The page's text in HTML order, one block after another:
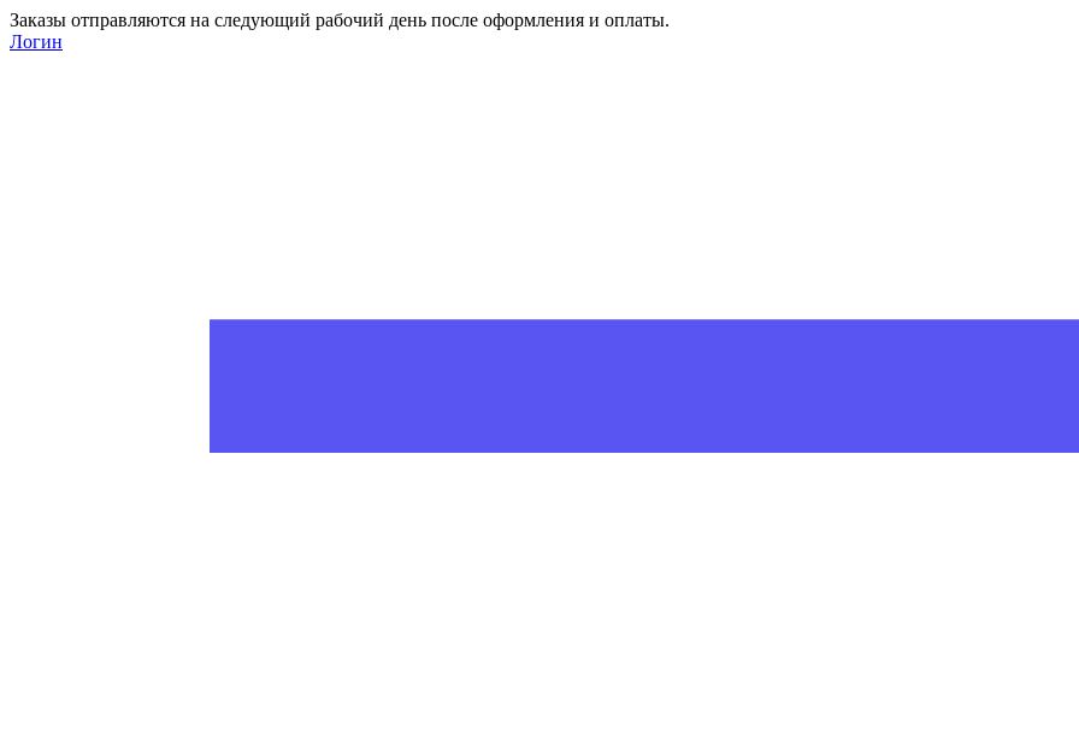
Заказы отправляются на следующий рабочий день после оформления и оплаты.
Логин